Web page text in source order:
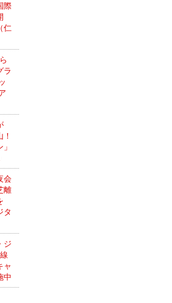
際
仁
ラ
！
会
離
タ
ジ
ャ
中